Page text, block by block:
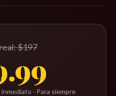
$197
· Para siempre